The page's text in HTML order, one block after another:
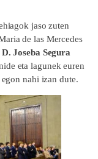
jaso zuten
de las Mercedes
Joseba Segura
eta lagunek euren
nahi izan dute.